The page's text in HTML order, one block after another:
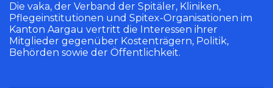
Die vaka, der Verband der Spitäler, Kliniken,
Pflegeinstitutionen und Spitex-Organisationen im
Kanton Aargau vertritt die Interessen ihrer
Mitglieder gegenüber Kostenträgern, Politik,
Behörden sowie der Öffentlichkeit.